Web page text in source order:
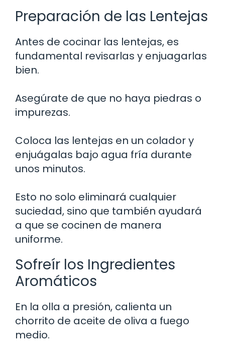
Preparación de las Lentejas
Antes de cocinar las lentejas, es
fundamental revisarlas y enjuagarlas
bien.
Asegúrate de que no haya piedras o
impurezas.
Coloca las lentejas en un colador y
enjuágalas bajo agua fría durante
unos minutos.
Esto no solo eliminará cualquier
suciedad, sino que también ayudará
a que se cocinen de manera
uniforme.
Sofreír los Ingredientes
Aromáticos
En la olla a presión, calienta un
chorrito de aceite de oliva a fuego
medio.